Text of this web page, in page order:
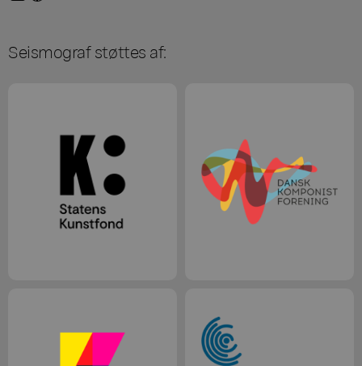
Seismograf støttes af: